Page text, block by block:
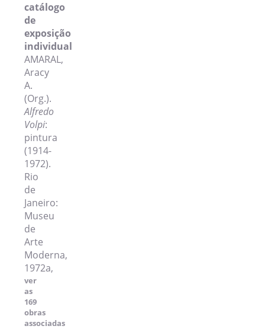
catálogo
de
exposição
individual
AMARAL,
Aracy
A.
(Org.).
Alfredo
Volpi:
pintura
(1914-
1972).
Rio
de
Janeiro:
Museu
de
Arte
Moderna,
1972a,
ver
as
169
obras
associadas